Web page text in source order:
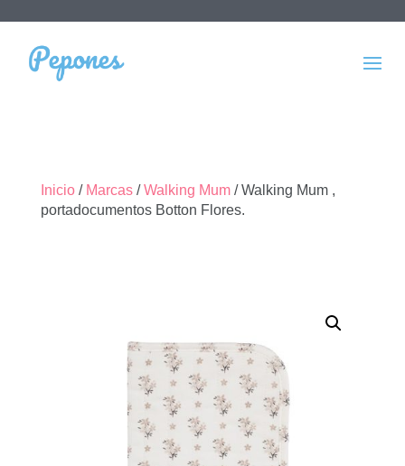
Inicio/ Marcas/Walking Mum/ Walking Mum ,
portadocumentos Botton Flores.